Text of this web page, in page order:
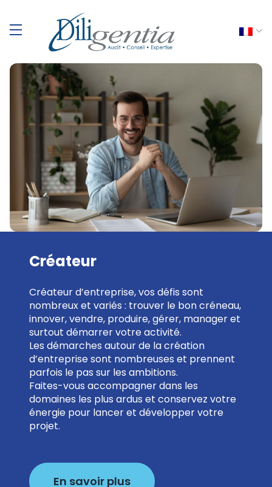
Créateur
Créateur d’entreprise, vos défis sont
nombreux et variés : trouver le bon créneau,
innover, vendre, produire, gérer, manager et
surtout démarrer votre activité.
Les démarches autour de la création
d’entreprise sont nombreuses et prennent
parfois le pas sur les ambitions.
Faites-vous accompagner dans les
domaines les plus ardus et conservez votre
énergie pour lancer et développer votre
projet.
En savoir plus